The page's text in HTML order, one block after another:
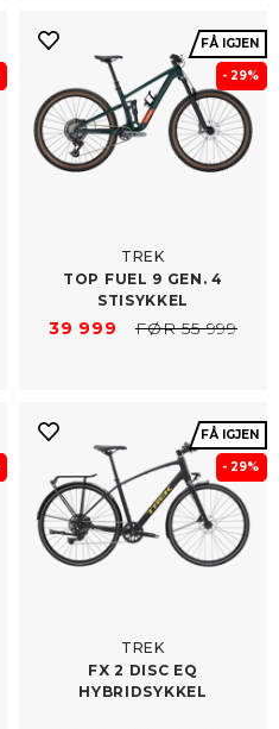
FÅ IGJEN
- 29%
TREK
TOP FUEL 9 GEN. 4
STISYKKEL
39 999 FØR 55 999
FÅ IGJEN
- 29%
TREK
FX 2 DISC EQ
HYBRIDSYKKEL